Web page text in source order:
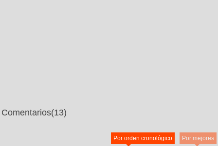
Comentarios(13)
Por mejores
Por orden cronológico